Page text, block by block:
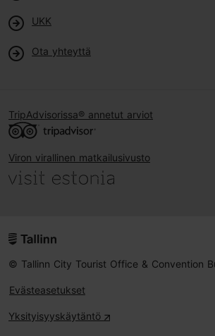
UKK
Ota yhteyttä
TripAdvisorissa® annetut arviot
Viron virallinen matkailusivusto
© Tallinn City Tourist Office & Convention
Evästeasetukset
Yksityisyyskäytäntö